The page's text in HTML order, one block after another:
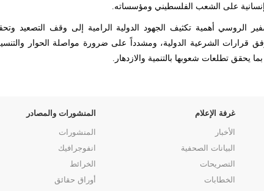
على الشعب الفلسطيني ومؤسساته.
الروسي أهمية تكثيف الجهود الدولية الرامية إلى وقف التصعيد
قرارات الشرعية الدولية، ومشدداً على ضرورة مواصلة الحوار
يحقق تطلعات شعوبها بالتنمية والازدهار.
غرفة الإعلام
الأخبار
البيانات الصحفية
التصريحات
الخطابات
المنشورات والمصادر
المنشورات
انفوجرافيك
الخرائط
أوراق حقائق